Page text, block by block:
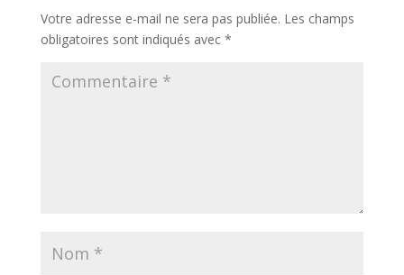
Votre adresse e-mail ne sera pas publiée. Les champs
obligatoires sont indiqués avec *